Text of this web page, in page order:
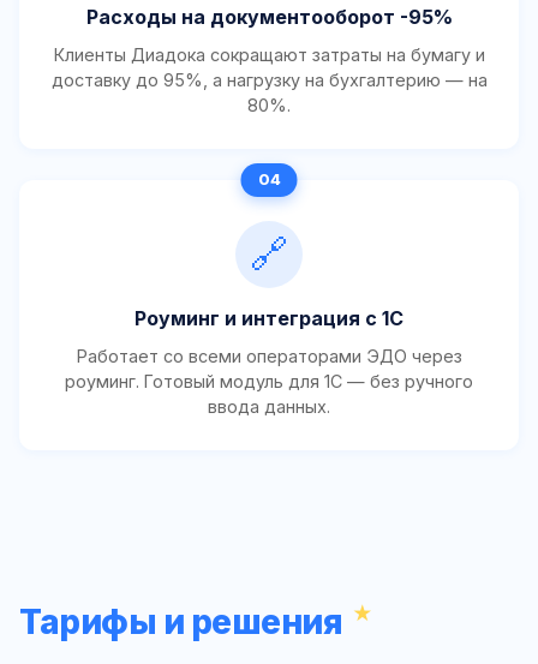
Расходы на документооборот -95%
Клиенты Диадока сокращают затраты на бумагу и
доставку до 95%, а нагрузку на бухгалтерию — на
80%.
🔗
Роуминг и интеграция с 1С
Работает со всеми операторами ЭДО через
роуминг. Готовый модуль для 1С — без ручного
ввода данных.
Тарифы и решения